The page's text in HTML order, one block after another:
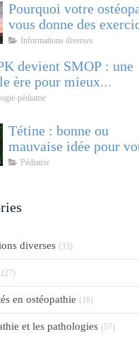
Pourquoi votre
vous donne des
Informations diverses
devient SMOP : une
ère pour mieux
et accompagner
pédiatrie
Tétine : bonne ou
mauvaise idée pour
bébé ?
Pédiatrie
diverses (33)
(27)
en ostéopathie (18)
et les pathologies (57)